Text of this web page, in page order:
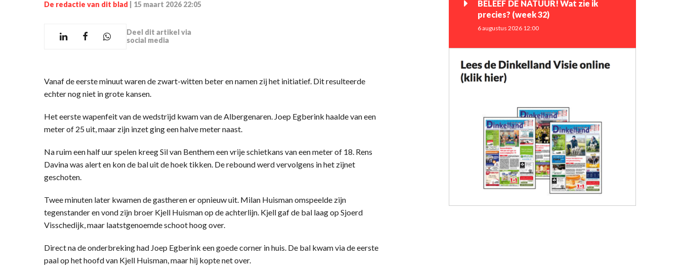
De redactie van dit blad 15 maart 2026 22:05
Deel dit artikel via
social media
Vanaf de eerste minuut waren de zwart-witten beter en namen zij het initiatief. Dit resulteerde
echter nog niet in grote kansen.
Het eerste wapenfeit van de wedstrijd kwam van de Albergenaren. Joep Egberink haalde van een
meter of 25 uit, maar zijn inzet ging een halve meter naast.
Na ruim een half uur spelen kreeg Sil van Benthem een vrije schietkans van een meter of 18. Rens
Davina was alert en kon de bal uit de hoek tikken. De rebound werd vervolgens in het zijnet
geschoten.
Twee minuten later kwamen de gastheren er opnieuw uit. Milan Huisman omspeelde zijn
tegenstander en vond zijn broer Kjell Huisman op de achterlijn. Kjell gaf de bal laag op Sjoerd
Visschedijk, maar laatstgenoemde schoot hoog over.
Direct na de onderbreking had Joep Egberink een goede corner in huis. De bal kwam via de eerste
paal op het hoofd van Kjell Huisman, maar hij kopte net over.
BELEEF DE NATUUR! Wat zie ik
precies? (week 32)
6 augustus 2026 12:00